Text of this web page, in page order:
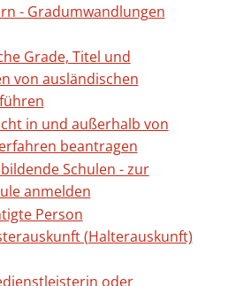
- Gradumwandlungen
Grade, Titel und
von ausländischen
in und außerhalb von
beantragen
Schulen - zur
anmelden
Person
(Halterauskunft)
oder